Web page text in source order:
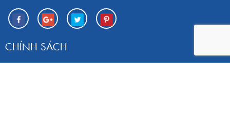
CHÍNH SÁCH
Chính sách khách hàng